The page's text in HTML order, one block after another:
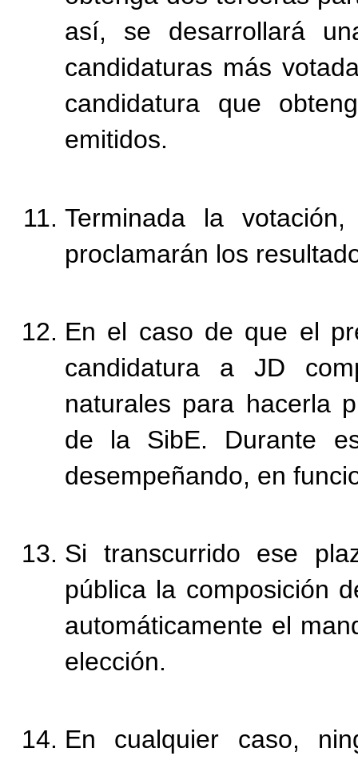
así, se desarrollará
candidaturas más
candidatura que
emitidos.
Terminada la
proclamarán los
En el caso de que el
candidatura a JD
naturales para hacerla
de la SibE. Durante
desempeñando, en
Si transcurrido ese
pública la composición
automáticamente el
elección.
En cualquier caso,